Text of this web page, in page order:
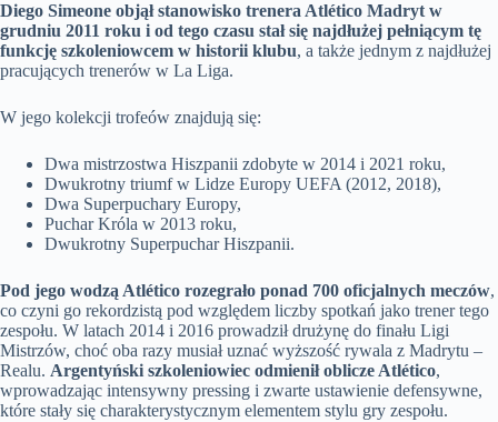
Diego Simeone objął stanowisko trenera Atlético Madryt w
grudniu 2011 roku i od tego czasu stał się najdłużej pełniącym tę
funkcję szkoleniowcem w historii klubu, a także jednym z najdłużej
pracujących trenerów w La Liga.
W jego kolekcji trofeów znajdują się:
Dwa mistrzostwa Hiszpanii zdobyte w 2014 i 2021 roku,
Dwukrotny triumf w Lidze Europy UEFA (2012, 2018),
Dwa Superpuchary Europy,
Puchar Króla w 2013 roku,
Dwukrotny Superpuchar Hiszpanii.
Pod jego wodzą Atlético rozegrało ponad 700 oficjalnych meczów,
co czyni go rekordzistą pod względem liczby spotkań jako trener tego
zespołu. W latach 2014 i 2016 prowadził drużynę do finału Ligi
Mistrzów, choć oba razy musiał uznać wyższość rywala z Madrytu –
Realu. Argentyński szkoleniowiec odmienił oblicze Atlético,
wprowadzając intensywny pressing i zwarte ustawienie defensywne,
które stały się charakterystycznym elementem stylu gry zespołu.